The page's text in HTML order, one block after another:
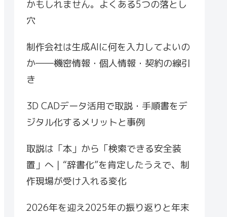
かもしれません。よくある5つの落とし
穴
制作会社は生成AIに何を入力してよいの
か――機密情報・個人情報・契約の線引
き
3D CADデータ活用で取説・手順書をデ
ジタル化するメリットと事例
取説は「本」から「検索できる安全装
置」へ｜“辞書化”を肯定したうえで、制
作現場が受け入れる変化
2026年を迎え2025年の振り返りと年末